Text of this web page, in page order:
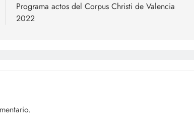
Programa actos del Corpus Christi de Valencia
2022